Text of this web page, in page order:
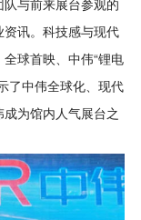
与前来展台参观的
讯。科技感与现代
球首映、中伟“锂电
了中伟全球化、现代
为馆内人气展台之